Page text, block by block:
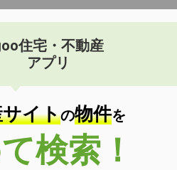
住宅・不動産
アプリ
イトの物件を
検索！